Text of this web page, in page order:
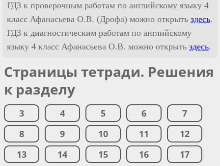
ГДЗ к проверочным работам по английскому языку 4
класс Афанасьева О.В. (Дрофа) можно открыть здесь.
ГДЗ к диагностическим работам по английскому
языку 4 класс Афанасьева О.В. можно открыть здесь.
Страницы тетради. Решения
к разделу
3 4 5 6
7
8
9 10 11
12
13
14 15 16
17